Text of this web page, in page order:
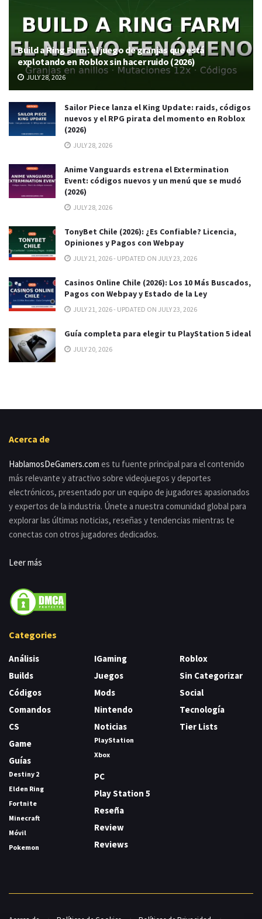
Build a Ring Farm: el juego de granjas que está
explotando en Roblox sin hacer ruido (2026)
JULY 28, 2026
Sailor Piece lanza el King Update: raids, códigos
nuevos y el RPG pirata del momento en Roblox
(2026)
JULY 28, 2026
Anime Vanguards estrena el Extermination
Event: códigos nuevos y un menú que se mudó
(2026)
JULY 28, 2026
TonyBet Chile (2026): ¿Es Confiable? Licencia,
Opiniones y Pagos con Webpay
JULY 21, 2026 - UPDATED ON JULY 23, 2026
Casinos Online Chile (2026): Los 10 Más Buscados,
Pagos con Webpay y Estado de la Ley
JULY 21, 2026 - UPDATED ON JULY 23, 2026
Guía completa para elegir tu PlayStation 5 ideal
JULY 20, 2026
Acerca de
HablamosDeGamers.com es tu fuente principal para el contenido
más relevante y atractivo sobre videojuegos y deportes
electrónicos, presentado por un equipo de jugadores apasionados
y expertos de la industria. Únete a nuestra comunidad global para
explorar las últimas noticias, reseñas y tendencias mientras te
conectas con otros jugadores dedicados.
Leer más
Categories
Análisis
Builds
Códigos
Comandos
CS
Game
Guías
Destiny 2
Elden Ring
Fortnite
Minecraft
Móvil
Pokemon
IGaming
Juegos
Mods
Nintendo
Noticias
PlayStation
Xbox
PC
Play Station 5
Reseña
Review
Reviews
Roblox
Sin Categorizar
Social
Tecnología
Tier Lists